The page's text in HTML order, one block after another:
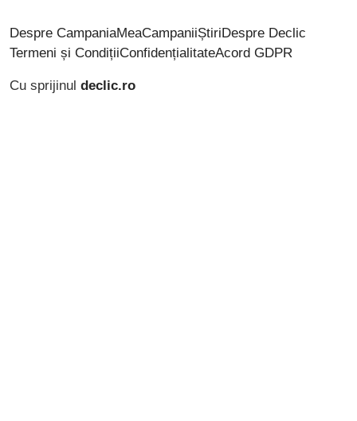
Despre CampaniaMeaCampaniiȘtiriDespre Declic
Termeni și CondițiiConfidențialitateAcord GDPR
Cu sprijinul declic.ro